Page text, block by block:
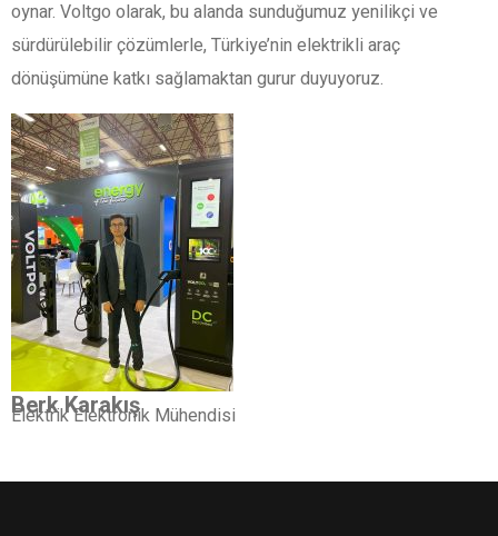
oynar. Voltgo olarak, bu alanda sunduğumuz yenilikçi ve
sürdürülebilir çözümlerle, Türkiye’nin elektrikli araç
dönüşümüne katkı sağlamaktan gurur duyuyoruz.
Berk Karakış
Elektrik Elektronik Mühendisi